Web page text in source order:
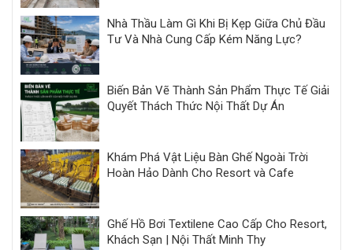
Nhà Thầu Làm Gì Khi Bị Kẹp Giữa Chủ Đầu
Tư Và Nhà Cung Cấp Kém Năng Lực?
Biến Bản Vẽ Thành Sản Phẩm Thực Tế Giải
Quyết Thách Thức Nội Thất Dự Án
Khám Phá Vật Liệu Bàn Ghế Ngoài Trời
Hoàn Hảo Dành Cho Resort và Cafe
Ghế Hồ Bơi Textilene Cao Cấp Cho Resort,
Khách Sạn | Nội Thất Minh Thy